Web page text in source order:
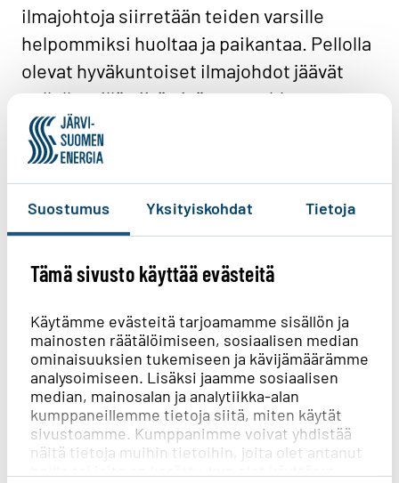
Suostumus Yksityiskohdat Tietoja
Tämä sivusto käyttää evästeitä
Käytämme evästeitä tarjoamamme sisällön ja
mainosten räätälöimiseen, sosiaalisen median
ominaisuuksien tukemiseen ja kävijämäärämme
analysoimiseen. Lisäksi jaamme sosiaalisen
median, mainosalan ja analytiikka-alan
kumppaneillemme tietoja siitä, miten käytät
sivustoamme. Kumppanimme voivat yhdistää
näitä tietoja muihin tietoihin, joita olet antanut
ilmajohtoja siirretään teiden varsille
helpommiksi huoltaa ja paikantaa. Pellolla
olevat hyväkuntoiset ilmajohdot jäävät
pellolle, sillä niitä eivät puut uhkaa
myrskylläkään. Edullisempaa,
pienempitehoista 1 kV tekniikkaa
käytetään mahdollisuuksien mukaan.
Tekniikka ja automaatio kehittyvät.